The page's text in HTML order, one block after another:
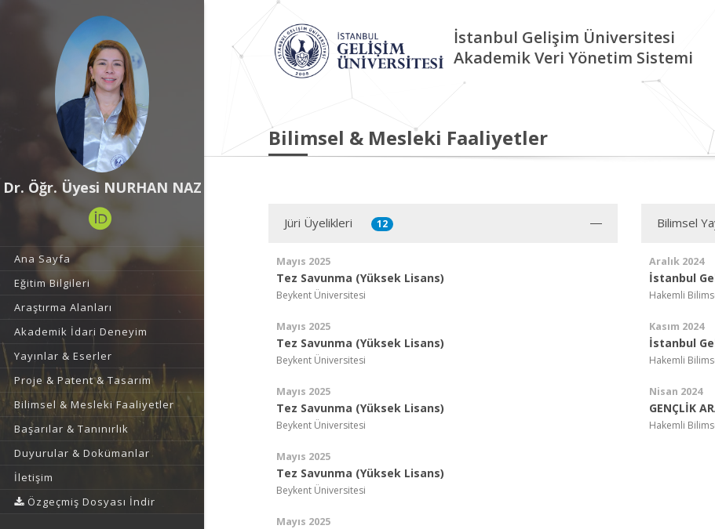
Dr. Öğr. Üyesi NURHAN NAZ
Ana Sayfa
Eğitim Bilgileri
Araştırma Alanları
Akademik İdari Deneyim
Yayınlar & Eserler
Proje & Patent & Tasarım
Bilimsel & Mesleki Faaliyetler
Başarılar & Tanınırlık
Duyurular & Dokümanlar
İletişim
Özgeçmiş Dosyası İndir
İstanbul Gelişim Üniversitesi
Akademik Veri Yönetim Sistemi
Bilimsel & Mesleki Faaliyetler
Jüri Üyelikleri 12
Mayıs 2025
Tez Savunma (Yüksek Lisans)
Beykent Üniversitesi
Mayıs 2025
Tez Savunma (Yüksek Lisans)
Beykent Üniversitesi
Mayıs 2025
Tez Savunma (Yüksek Lisans)
Beykent Üniversitesi
Mayıs 2025
Tez Savunma (Yüksek Lisans)
Beykent Üniversitesi
Mayıs 2025
Bilimsel
Aralık 2024
İstanbul
Hakemli
Kasım 2024
İstanbul
Hakemli
Nisan 2024
GENÇLİK
Hakemli